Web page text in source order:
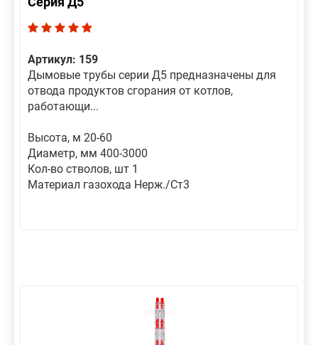
Артикул: 159
Дымовые трубы серии Д5 предназначены для
отвода продуктов сгорания от котлов,
работающи...
Высота, м 20-60
Диаметр, мм 400-3000
Кол-во стволов, шт 1
Материал газохода Нерж./Ст3